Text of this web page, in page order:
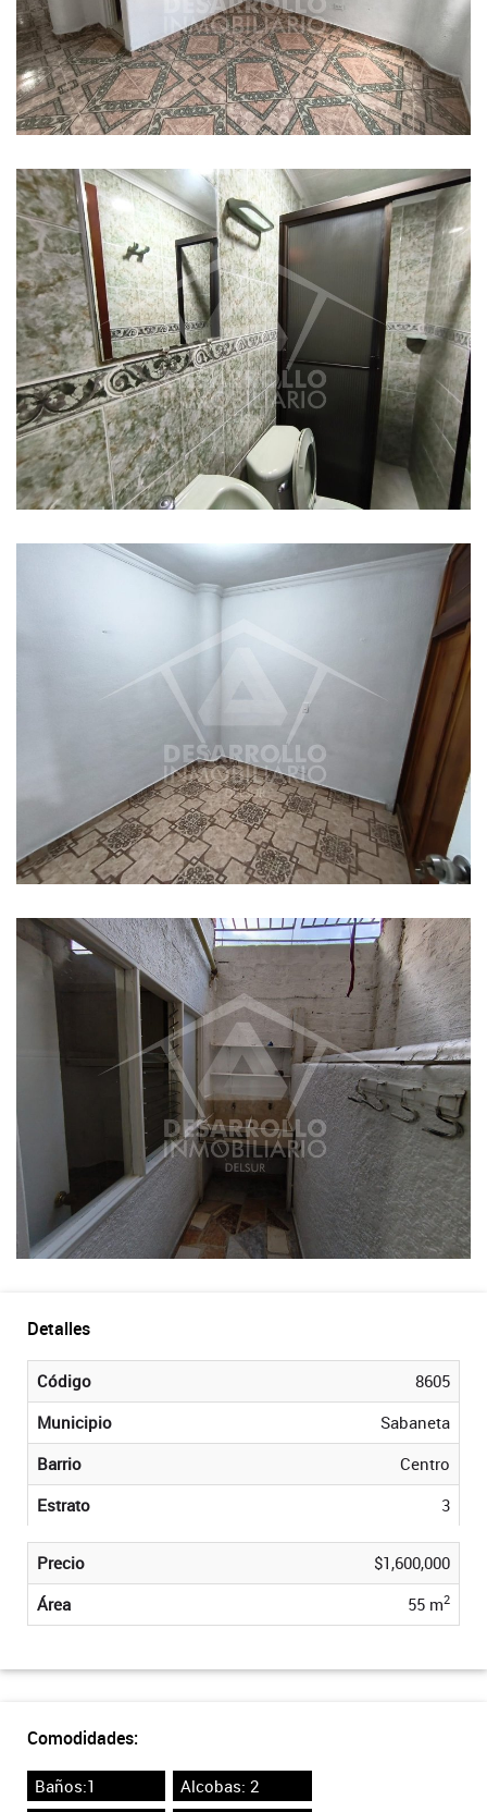
Detalles
Código
8605
Municipio
Sabaneta
Barrio
Centro
Estrato
3
Precio
$1,600,000
Área
55 m2
Comodidades:
Baños:1 Alcobas: 2